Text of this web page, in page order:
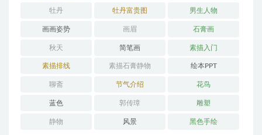
牡丹 牡丹富贵图 男生人物
画画姿势 画眉 石膏画
秋天 简笔画 素描入门
素描排线 素描石膏静物 绘本PPT
聊斋 节气介绍 花鸟
蓝色 郭传璋 雕塑
静物 风景 黑色手绘